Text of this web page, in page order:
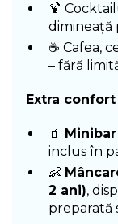
🍹
dimineață
☕ Cafea,
– fără
Extra
🧃
inclus în
👶
2 ani),
preparată